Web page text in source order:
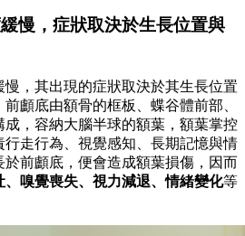
慢，症狀取決於生長位置與
，其出現的症狀取決於其生長位置
顱底由額骨的框板、蝶谷體前部、
，容納大腦半球的額葉，額葉掌控
行走行為、視覺感知、長期記憶與情
前顱底，便會造成額葉損傷，因而
、嗅覺喪失、視力減退、情緒變化等